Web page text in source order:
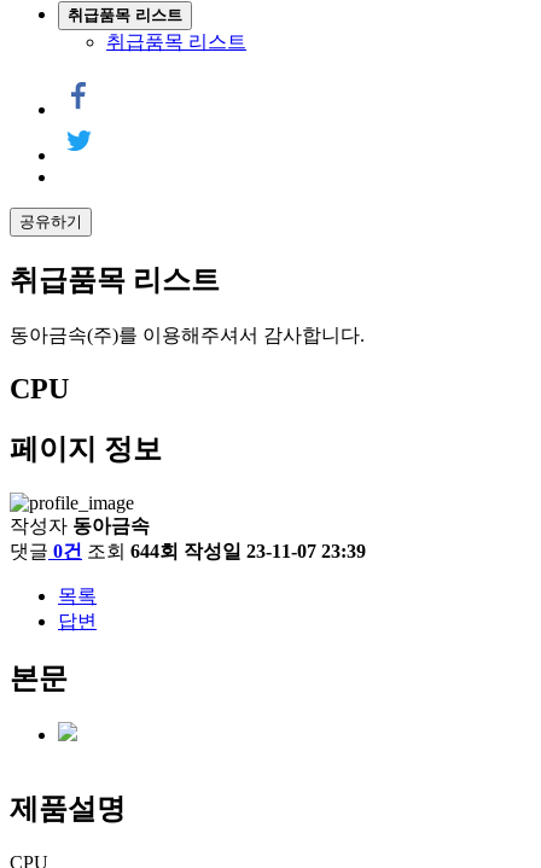
취급품목 리스트
취급품목 리스트
공유하기
취급품목 리스트
동아금속(주)를 이용해주셔서 감사합니다.
CPU
페이지 정보
작성자 동아금속
댓글 0건 조회 644회 작성일 23-11-07 23:39
목록
답변
본문
제품설명
CPU